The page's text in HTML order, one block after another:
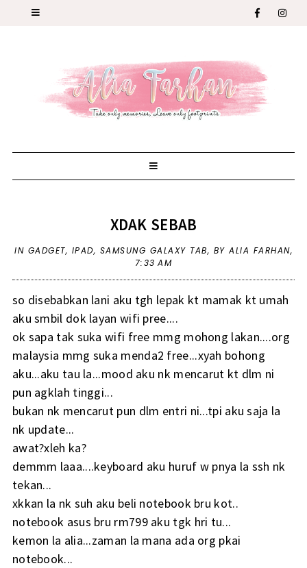
XDAK SEBAB
IN GADGET, IPAD, SAMSUNG GALAXY TAB, BY ALIA FARHAN,
7:33 AM
so disebabkan lani aku tgh lepak kt mamak kt umah
aku smbil dok layan wifi pree....
ok sapa tak suka wifi free mmg mohong lakan....org
malaysia mmg suka menda2 free...xyah bohong
aku...aku tau la...mood aku nk mencarut kt dlm ni
pun agklah tinggi...
bukan nk mencarut pun dlm entri ni...tpi aku saja la
nk update...
awat?xleh ka?
demmm laaa....keyboard aku huruf w pnya la ssh nk
tekan...
xkkan la nk suh aku beli notebook bru kot..
notebook asus bru rm799 aku tgk hri tu...
kemon la alia...zaman la mana ada org pkai
notebook...